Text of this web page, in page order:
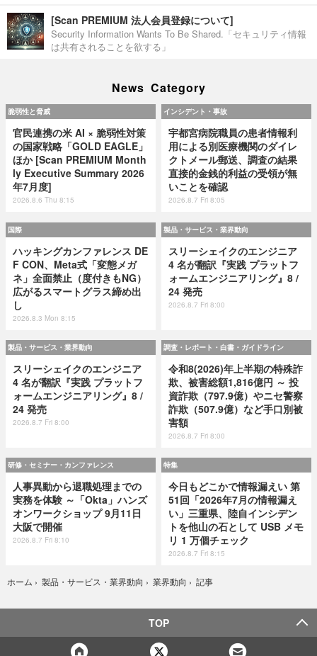
[Scan PREMIUM 法人会員登録について]
Security Information Wants To Be Shared.「セキュリティ情報
は共有されることを欲する」
News Category
脆弱性と脅威
官民連携の米 AI × 脆弱性対策
の国家戦略「GOLD EAGLE」
ほか [Scan PREMIUM Month
ly Executive Summary 2026
年7月度]
2026.8.6 Thu 8:15
インシデント・事故
宇都宮病院職員の患者情報利
用による別医療機関のダイレ
クトメール郵送、調査の結果
直接的金銭的利益の受領が無
いことを確認
2026.8.7 Fri 8:05
国際
ハッキングカンファレンス DE
F CON、Meta式「変態メガ
ネ」全面禁止（度付きもNG）
広がるスマートグラス締め出
し
2026.8.3 Mon 8:15
製品・サービス・業界動向
スリーシェイクのエンジニア
4 名が翻訳『実践 プラットフ
ォームエンジニアリング』8 /
24 発売
2026.8.7 Fri 8:00
製品・サービス・業界動向
スリーシェイクのエンジニア
4 名が翻訳『実践 プラットフ
ォームエンジニアリング』8 /
24 発売
2026.8.7 Fri 8:00
調査・レポート・白書・ガイドライン
令和8(2026)年上半期の特殊詐
欺、被害総額1,816億円 ～ 投
資詐欺（797.9億）やニセ警察
詐欺（507.9億）など手口別被
害額
2026.8.7 Fri 8:00
研修・セミナー・カンファレンス
人事異動から退職処理までの
実務を体験 ～「Okta」ハンズ
オンワークショップ 9月11日
大阪で開催
2026.8.7 Fri 8:10
特集
今日もどこかで情報漏えい 第
51回「2026年7月の情報漏え
い」三重県、陸自インシデン
トを他山の石として USB メモ
リ 1 万個チェック
2026.8.7 Fri 8:15
ホーム › 製品・サービス・業界動向 › 業界動向 › 記事
TOP